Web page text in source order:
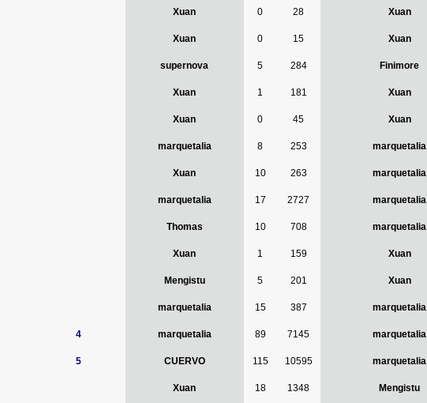
Xuan 0 28 Xuan
Xuan 0 15 Xuan
supernova 5 284 Finimore
Xuan 1 181 Xuan
Xuan 0 45 Xuan
marquetalia 8 253 marquetalia
Xuan 10 263 marquetalia
marquetalia 17 2727 marquetalia
Thomas 10 708 marquetalia
Xuan 1 159 Xuan
Mengistu 5 201 Xuan
marquetalia 15 387 marquetalia
4 marquetalia 89 7145 marquetalia
5 CUERVO 115 10595 marquetalia
Xuan 18 1348 Mengistu